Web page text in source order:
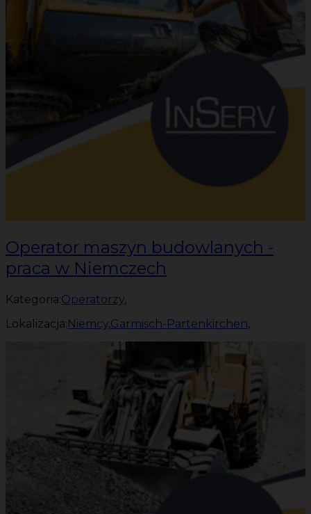
Operator maszyn budowlanych -
praca w Niemczech
Kategoria:Operatorzy,
Lokalizacja:Niemcy,Garmisch-Partenkirchen,